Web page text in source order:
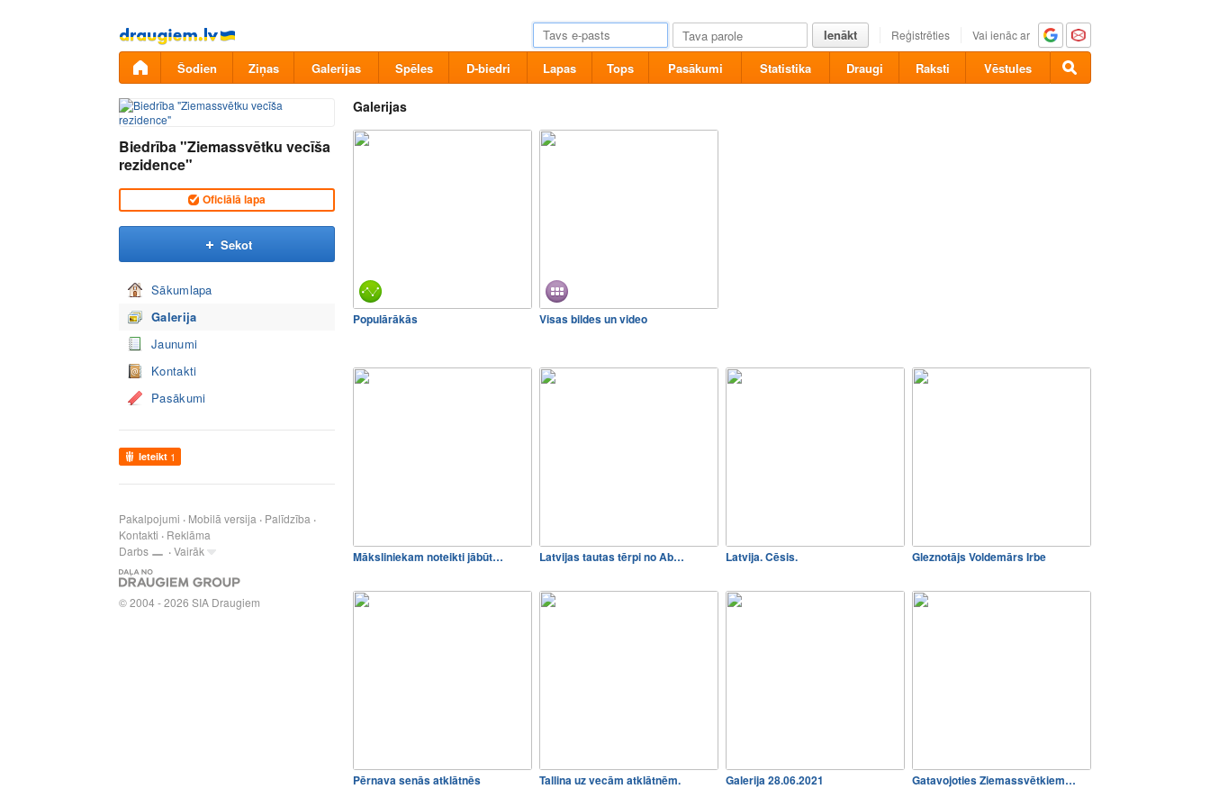
Pāriet
uz
saturu
Ienākt Reģistrēties Vai ienāc ar
Šodien Ziņas Galerijas Spēles D-biedri Lapas Tops Pasākumi Statistika Draugi Raksti Vēstules
Biedrība "Ziemassvētku vecīša
rezidence"
Oficiālā lapa
Sekot
Sākumlapa
Galerija
Jaunumi
Kontakti
Pasākumi
Ieteikt 1
Pakalpojumi Mobilā versija
Palīdzība
Kontakti
Reklāma
Darbs
Vairāk
© 2004 - 2026 SIA Draugiem
Galerijas
Populārākās Visas bildes un video
Māksliniekam noteikti jābūt… Latvijas tautas tērpi no Ab… Latvija. Cēsis. Gleznotājs Voldemārs Irbe
Pērnava senās atklātnēs Tallina uz vecām atklātnēm. Galerija 28.06.2021 Gatavojoties Ziemassvētkiem…